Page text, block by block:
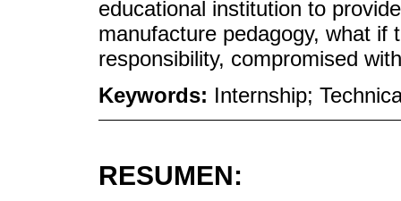
educational institution to
manufacture pedagogy, what if
responsibility, compromised
Keywords: Internship;
RESUMEN: